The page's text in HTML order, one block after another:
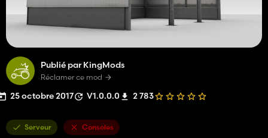
Publié par KingMods
Réclamer ce mod
25 octobre 2017 V1.0.0.0 2 783
Serveur Consoles